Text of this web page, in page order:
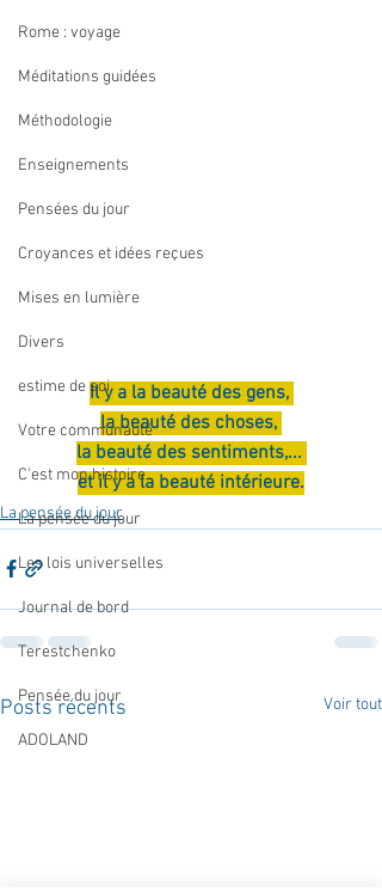
Rome : voyage
Méditations guidées
Méthodologie
Enseignements
Pensées du jour
Croyances et idées reçues
Mises en lumière
Divers
estime de soi
Votre communauté
C'est mon histoire
La pensée du jour
Les lois universelles
Journal de bord
Terestchenko
Pensée du jour
ADOLAND
Il y a la beauté des gens,
la beauté des choses,
la beauté des sentiments,...
et il y a la beauté intérieure.
La pensée du jour
Posts récents Voir tout